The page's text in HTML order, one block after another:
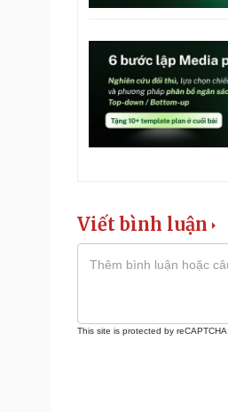
Viết bình luận
This site is protected by